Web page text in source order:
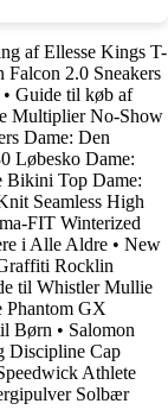
af Ellesse Kings T-
2.0 Sneakers
• Guide til køb af
Multiplier No-Show
Dame: Den
Løbesko Dame:
Bikini Top Dame:
Seamless High
FIT Winterized
i Alle Aldre • New
Rocklin
til Whistler Mullie
Phantom GX
Børn • Salomon
Discipline Cap
Athlete
Solbær